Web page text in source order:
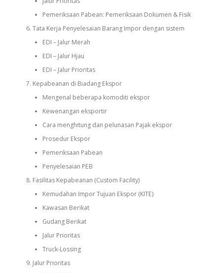
Pemeriksaan Pabean: Pemeriksaan Dokumen & Fisik
Tata Kerja Penyelesaian Barang Impor dengan sistem
EDI – Jalur Merah
EDI – Jalur Hjau
EDI – Jalur Prioritas
Kepabeanan di Biadang Ekspor
Mengenal beberapa komoditi ekspor
Kewenangan eksportir
Cara menghitung dan pelunasan Pajak ekspor
Prosedur Ekspor
Pemeriksaan Pabean
Penyelesaian PEB
Fasilitas Kepabeanan (Custom Facility)
Kemudahan Impor Tujuan Ekspor (KITE)
Kawasan Berikat
Gudang Berikat
Jalur Prioritas
Truck-Lossing
Jalur Prioritas